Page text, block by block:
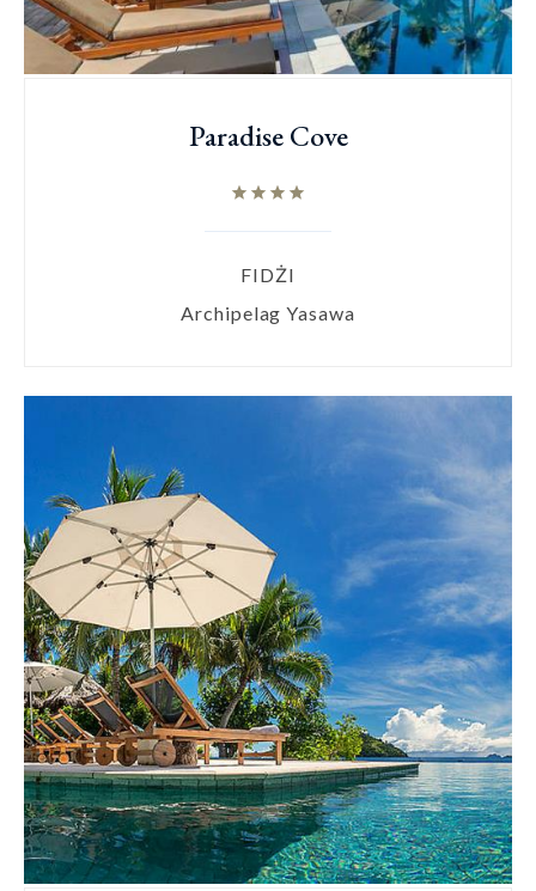
Paradise Cove
FIDŻI
Archipelag Yasawa